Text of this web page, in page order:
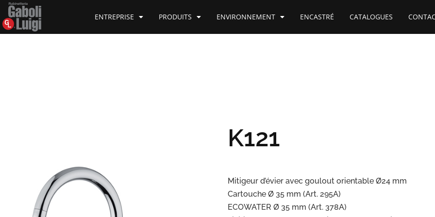
ENTREPRISE PRODUITS ENVIRONNEMENT ENCASTRÉ CATALOGUES
K121
Mitigeur d’évier avec goulout orientable Ø24 mm
Cartouche Ø 35 mm (Art. 295A)
ECOWATER Ø 35 mm (Art. 378A)